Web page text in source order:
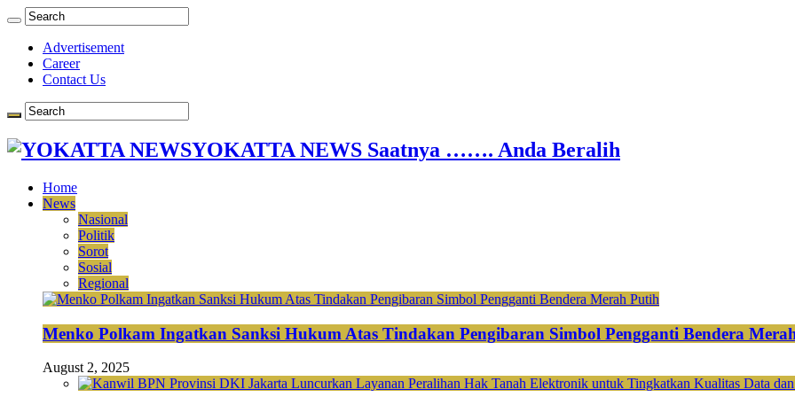
Advertisement
Career
Contact Us
YOKATTA NEWS Saatnya ……. Anda Beralih
Home
News
Nasional
Politik
Sorot
Sosial
Regional
Menko Polkam Ingatkan Sanksi Hukum Atas Tindakan Pengibaran Simbol Pengganti Bendera
August 2, 2025